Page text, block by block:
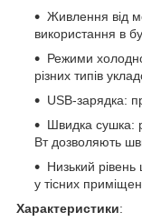
Живлення від
використання в
Режими
різних типів
USB-зарядка:
Швидка сушка:
Вт дозволяють
Низький
у тісних
Характеристики: